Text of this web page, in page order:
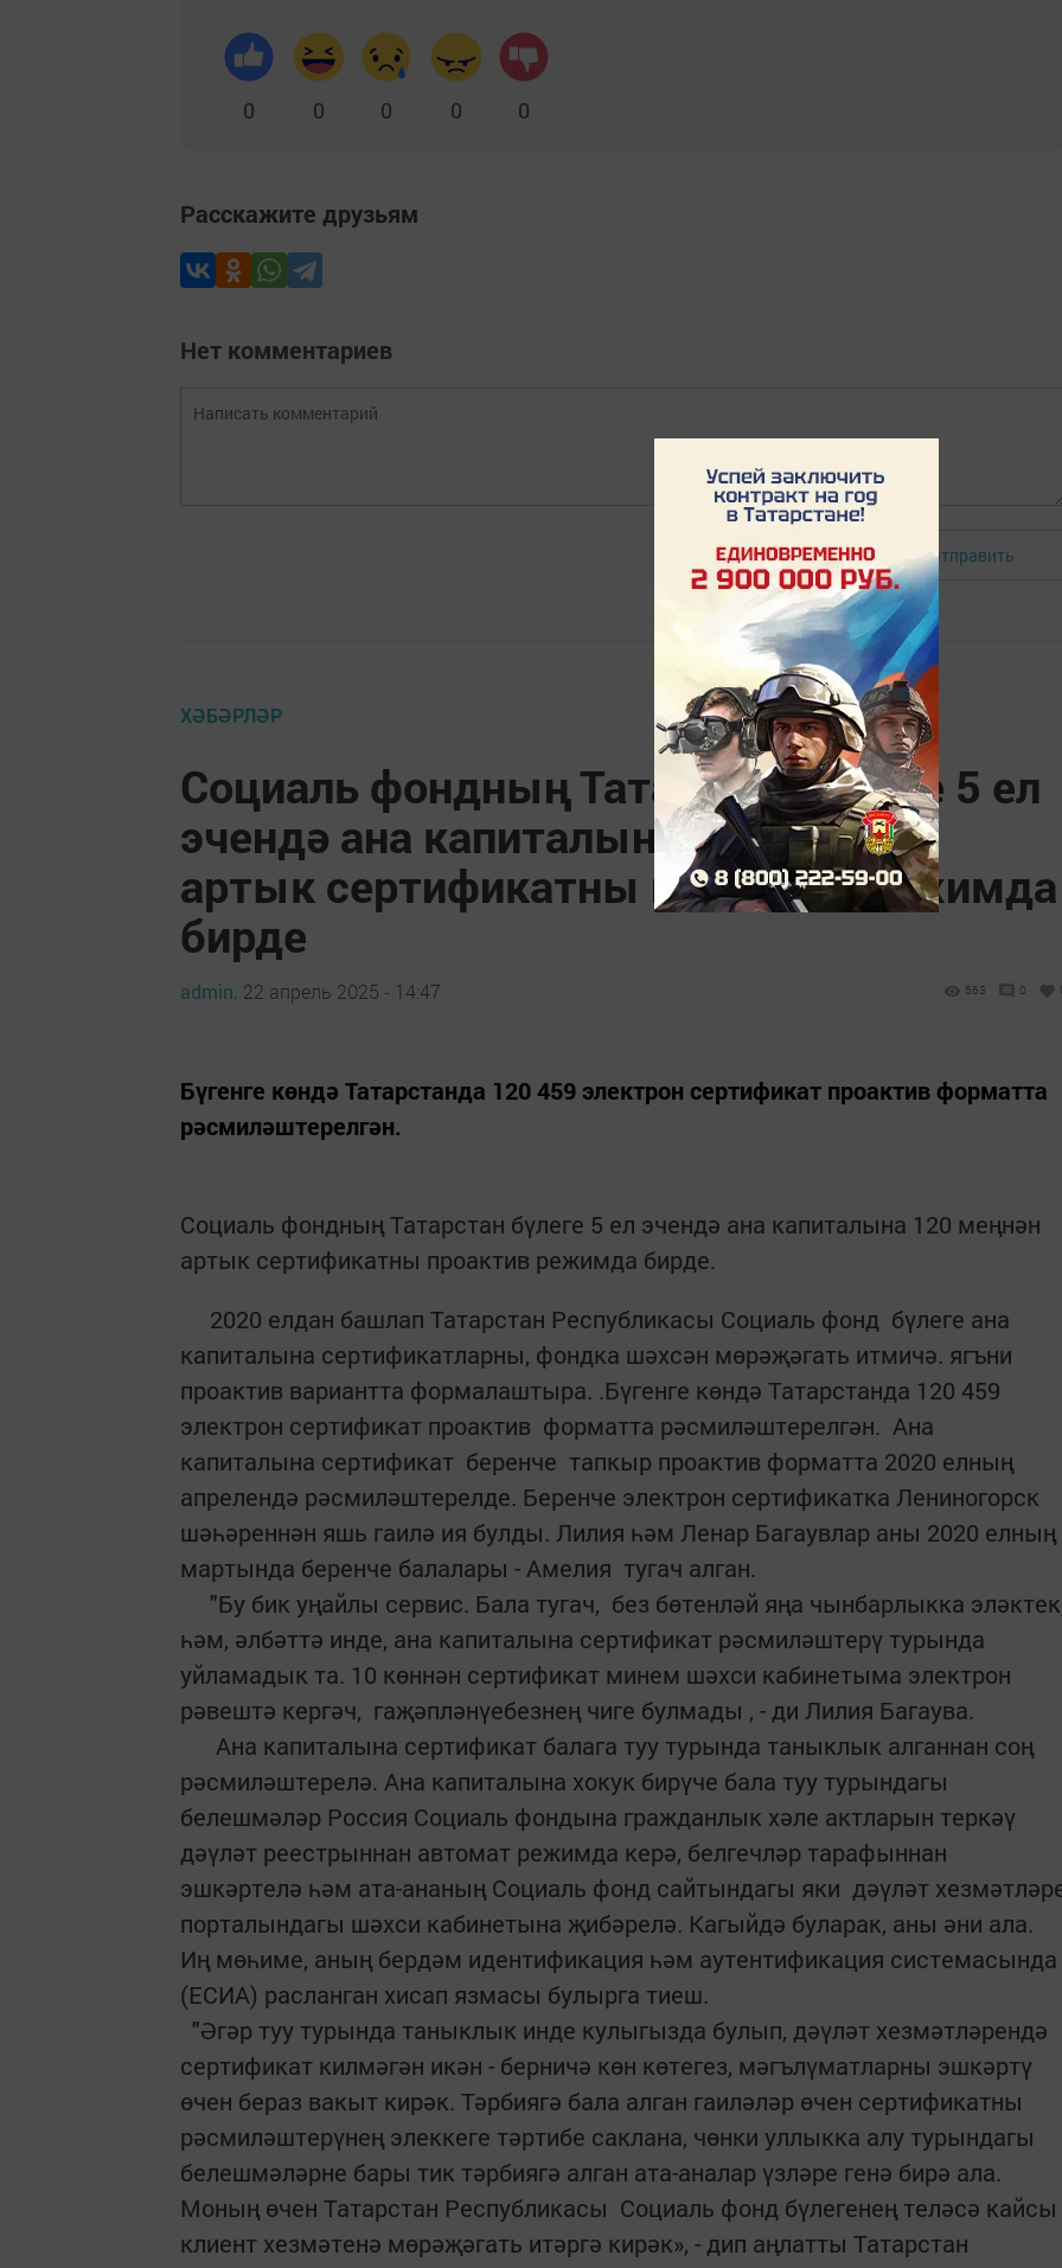
0 0 0 0 0
Расскажите друзьям
Нет комментариев
Авторизоваться Отправить
ХӘБӘРЛӘР
Социаль фондның Татарстан бүлеге 5 ел
эчендә ана капиталына 120 меңнән
артык сертификатны проактив режимда
бирде
admin, 22 апрель 2025 - 14:47 563 0
Бүгенге көндә Татарстанда 120 459 электрон сертификат проактив форматта
рәсмиләштерелгән.
Социаль фондның Татарстан бүлеге 5 ел эчендә ана капиталына 120 меңнән
артык сертификатны проактив режимда бирде.
2020 елдан башлап Татарстан Республикасы Социаль фонд бүлеге ана
капиталына сертификатларны, фондка шәхсән мөрәҗәгать итмичә. ягъни
проактив вариантта формалаштыра. .Бүгенге көндә Татарстанда 120 459
электрон сертификат проактив форматта рәсмиләштерелгән. Ана
капиталына сертификат беренче тапкыр проактив форматта 2020 елның
апрелендә рәсмиләштерелде. Беренче электрон сертификатка Лениногорск
шәһәреннән яшь гаилә ия булды. Лилия һәм Ленар Багаувлар аны 2020 елның
мартында беренче балалары - Амелия тугач алган.
"Бу бик уңайлы сервис. Бала тугач, без бөтенләй яңа чынбарлыкка
һәм, әлбәттә инде, ана капиталына сертификат рәсмиләштерү турында
уйламадык та. 10 көннән сертификат минем шәхси кабинетыма электрон
рәвештә кергәч, гаҗәпләнүебезнең чиге булмады , - ди Лилия Багаува.
Ана капиталына сертификат балага туу турында таныклык алганнан соң
рәсмиләштерелә. Ана капиталына хокук бирүче бала туу турындагы
белешмәләр Россия Социаль фондына гражданлык хәле актларын теркәү
дәүләт реестрыннан автомат режимда керә, белгечләр тарафыннан
эшкәртелә һәм ата-ананың Социаль фонд сайтындагы яки дәүләт
порталындагы шәхси кабинетына җибәрелә. Кагыйдә буларак, аны әни ала.
Иң мөһиме, аның бердәм идентификация һәм аутентификация системасында
(ЕСИА) расланган хисап язмасы булырга тиеш.
"Әгәр туу турында таныклык инде кулыгызда булып, дәүләт хезмәтләрендә
сертификат килмәгән икән - берничә көн көтегез, мәгълүматларны эшкәртү
өчен бераз вакыт кирәк. Тәрбиягә бала алган гаиләләр өчен сертификатны
рәсмиләштерүнең элеккеге тәртибе саклана, чөнки уллыкка алу турындагы
белешмәләрне бары тик тәрбиягә алган ата-аналар үзләре генә бирә ала.
Моның өчен Татарстан Республикасы Социаль фонд бүлегенең теләсә кайсы
клиент хезмәтенә мөрәҗәгать итәргә кирәк», - дип аңлатты Татарстан